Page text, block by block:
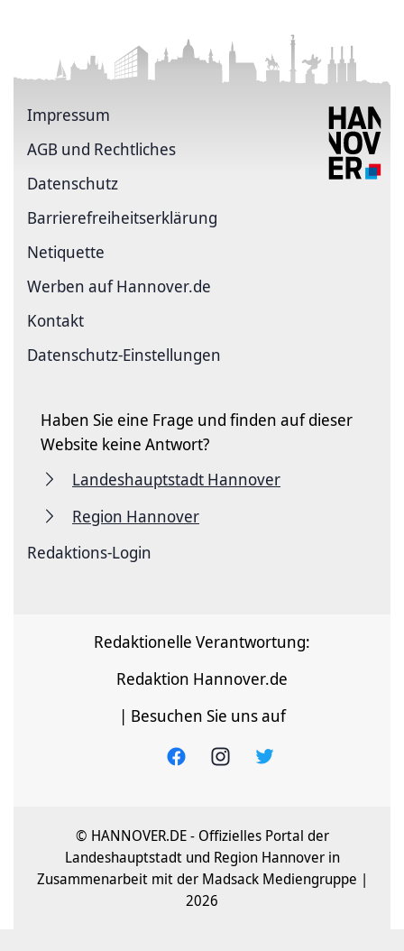
Impressum
AGB und Rechtliches
Datenschutz
Barriere­freiheits­erklärung
Netiquette
Werben auf Hannover.de
Kontakt
Datenschutz-Einstellungen
Haben Sie eine Frage und finden auf dieser
Website keine Antwort?
Landeshauptstadt Hannover
Region Hannover
Redaktions-Login
Redaktionelle Verantwortung:
Redaktion Hannover.de
| Besuchen Sie uns auf
© HANNOVER.DE - Offizielles Portal der
Landeshauptstadt und Region Hannover in
Zusammenarbeit mit der Madsack Mediengruppe |
2026